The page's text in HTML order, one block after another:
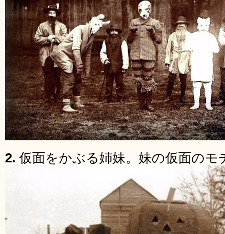
2. 仮面をかぶる姉妹。妹の仮面の